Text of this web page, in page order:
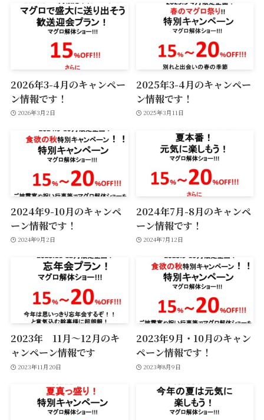
2026年3-4月のキャンペー
ン情報です！
2026年3月2日
2025年3-4月のキャンペー
ン情報です！
2025年3月11日
2024年9-10月のキャンペ
ーン情報です！
2024年9月2日
2024年7月-8月のキャンペ
ーン情報です！
2024年7月12日
2023年 11月〜12月のキ
ャンペーン情報です
2023年11月20日
2023年9月・10月のキャン
ペーン情報です！
2023年8月9日